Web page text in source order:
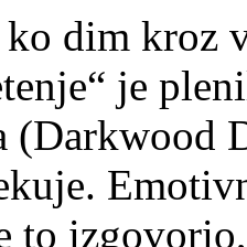
ko dim kroz
je
to